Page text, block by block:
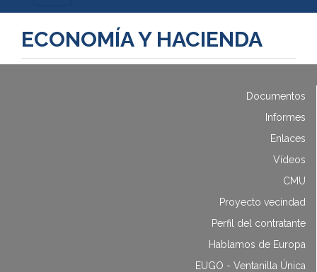
ECONOMÍA Y HACIENDA
Documentos
Informes
Enlaces
Vídeos
CMU
Proyecto vecindad
Perfil del contratante
Hablamos de Europa
EUGO - Ventanilla Única